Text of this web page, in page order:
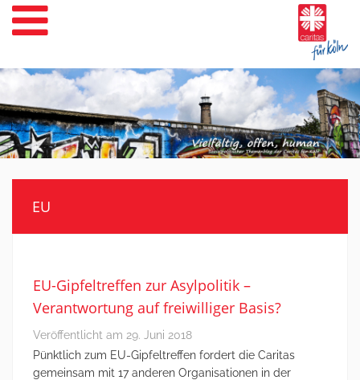
Weiter
zum
Inhalt
EU
EU-Gipfeltreffen zur Asylpolitik –
Verantwortung auf freiwilliger Basis?
Veröffentlicht am 29. Juni 2018
Pünktlich zum EU-Gipfeltreffen fordert die Caritas
gemeinsam mit 17 anderen Organisationen in der